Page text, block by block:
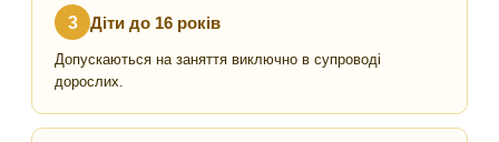
3 Діти до 16 років
Допускаються на заняття виключно в супроводі
дорослих.